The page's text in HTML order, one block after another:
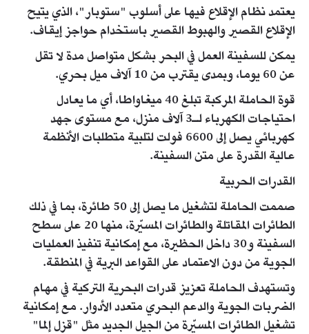
يعتمد نظام الإقلاع فيها على أسلوب "ستوبار"، الذي يتيح
الإقلاع القصير والهبوط القصير باستخدام حواجز إيقاف.
يمكن للسفينة العمل في البحر بشكل متواصل مدة لا تقل
عن 60 يوما، وبمدى يقترب من 10 آلاف ميل بحري.
قوة الحاملة المركبة تبلغ 40 ميغاواطا، أي ما يعادل
احتياجات الكهرباء لـ3 آلاف منزل، مع مستوى جهد
كهربائي يصل إلى 6600 فولت لتلبية متطلبات الأنظمة
عالية القدرة على متن السفينة.
القدرات الحربية
صممت الحاملة لتشغيل ما يصل إلى 50 طائرة، بما في ذلك
الطائرات المقاتلة والطائرات المسيّرة، منها 20 على سطح
السفينة و30 داخل الحظيرة، مع إمكانية تنفيذ العمليات
الجوية من دون الاعتماد على القواعد البرية في المنطقة.
وتستهدف الحاملة تعزيز قدرات البحرية التركية في مهام
الضربات الجوية والدعم البحري متعدد الأدوار. مع إمكانية
تشغيل الطائرات المسيّرة من الجيل الجديد مثل "قزل إلما"